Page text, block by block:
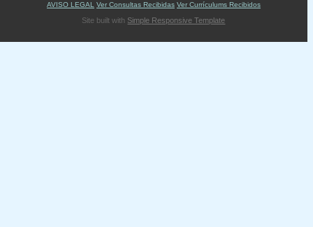
AVISO LEGAL
Ver Consultas Recibidas Ver Currículums Recibidos
Site built with Simple Responsive Template